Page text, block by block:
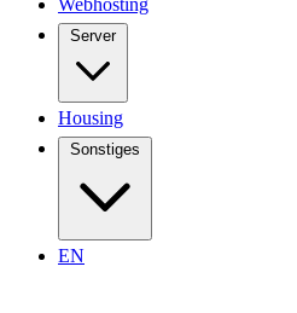
Webhosting
Server
Housing
EN